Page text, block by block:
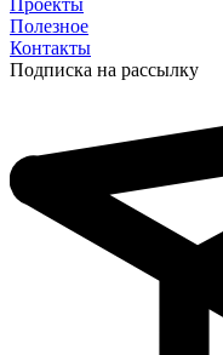
Проекты
Полезное
Контакты
Подписка на рассылку